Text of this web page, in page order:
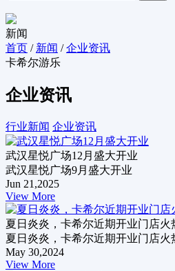
新闻
首页 / 新闻 /企业资讯
卡希尔游乐
企业资讯
行业新闻 企业资讯
武汉星悦广场12月盛大开业
武汉星悦广场9月盛大开业
Jun 21,2025
View More
夏日炎炎，卡希尔近期开业门店火
夏日炎炎，卡希尔近期开业门店火
May 30,2024
View More